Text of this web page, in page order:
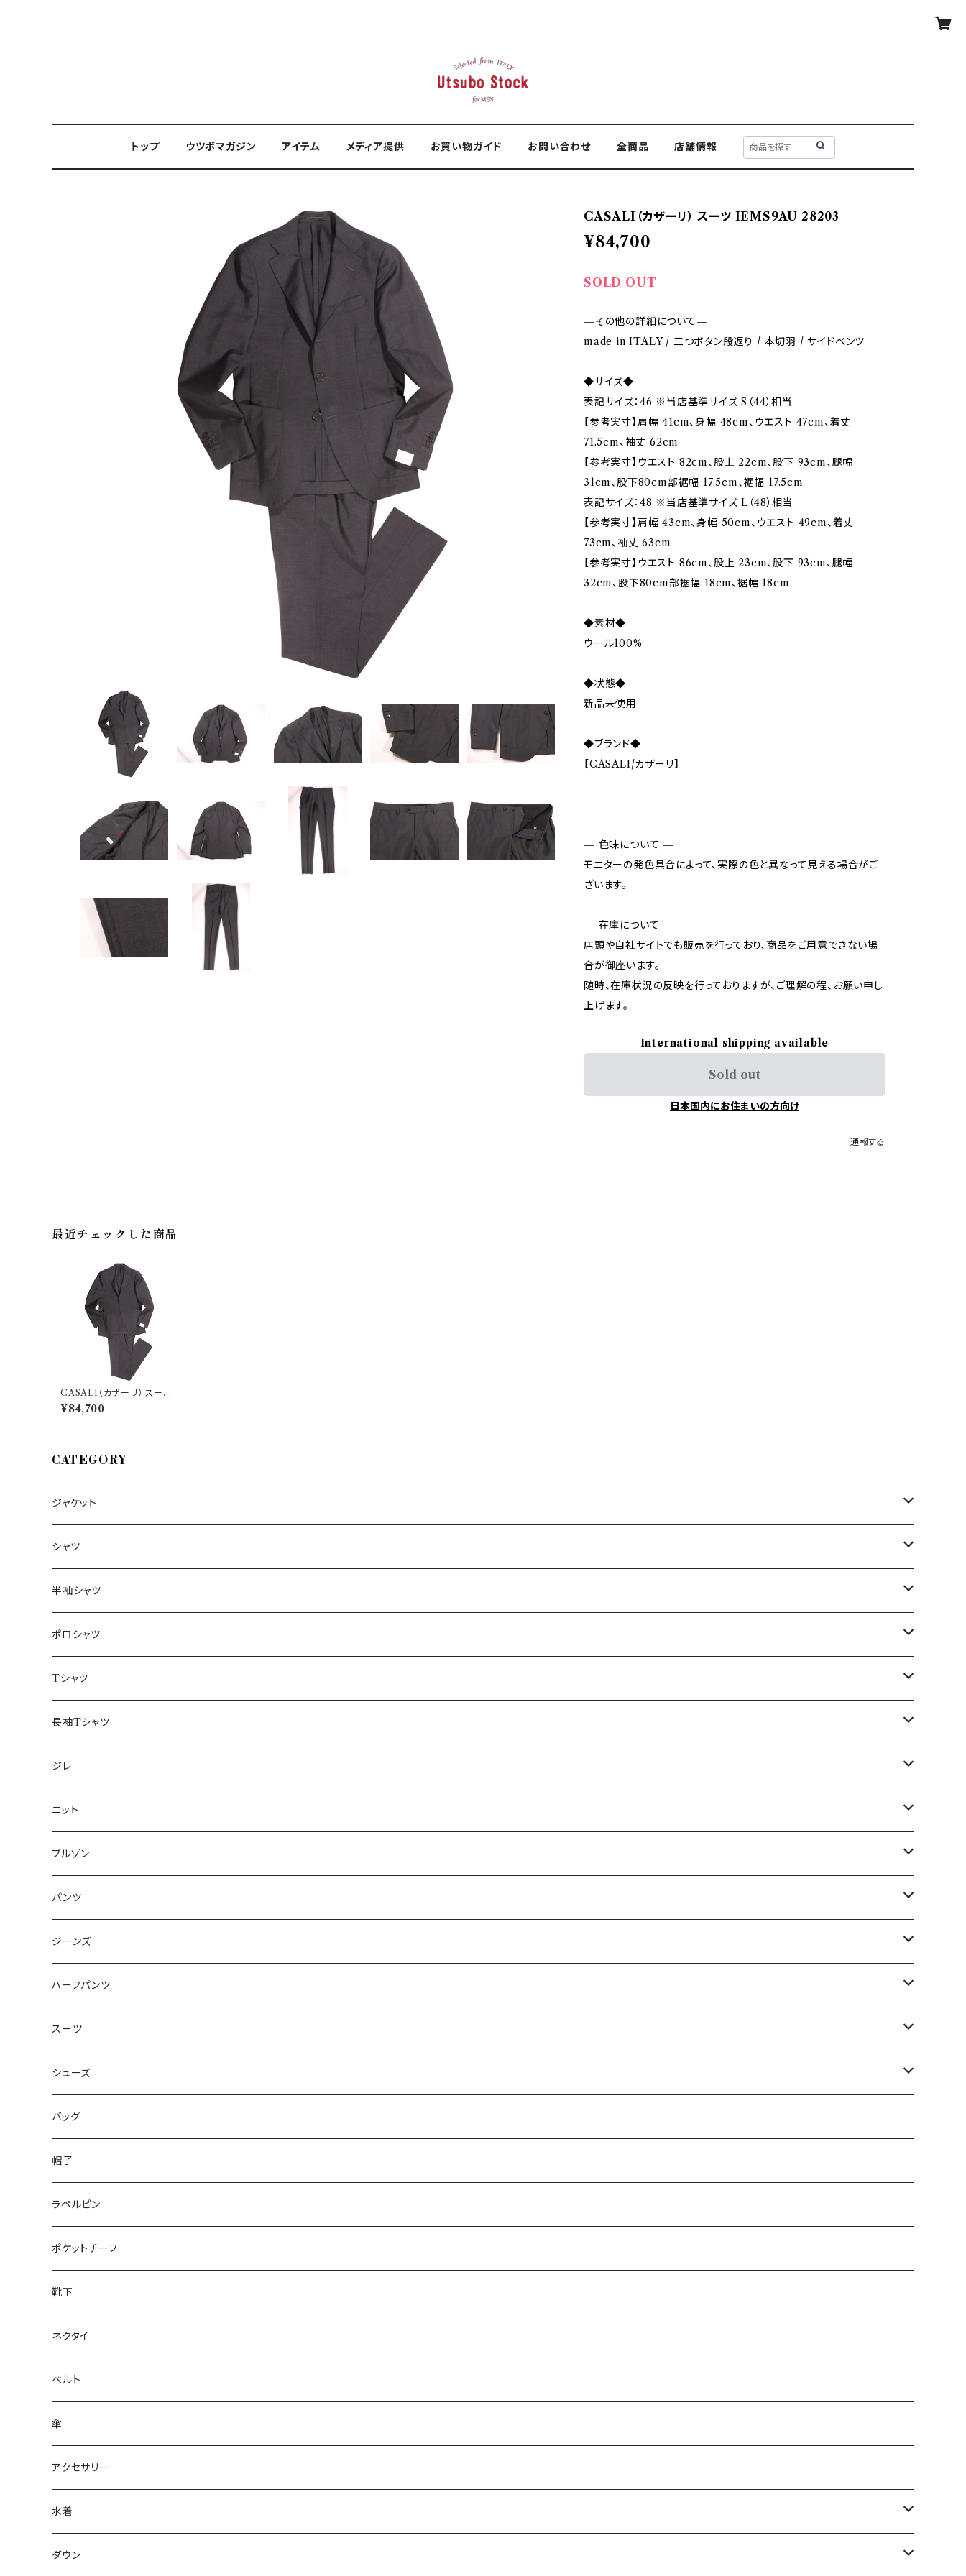
トップ ウツボマガジン アイテム メディア提供 お買い物ガイド お問い合わせ 全商品 店舗情報
CASALI（カザーリ） スーツ IEMS9AU 28203
¥84,700
SOLD OUT
—その他の詳細について—
made in ITALY / 三つボタン段返り / 本切羽 / サイドベンツ
◆サイズ◆
表記サイズ：46 ※当店基準サイズ S（44）相当
【参考実寸】肩幅 41cm、身幅 48cm、ウエスト 47cm、着丈
71.5cm、袖丈 62cm
【参考実寸】ウエスト 82cm、股上 22cm、股下 93cm、腿幅
31cm、股下80cm部裾幅 17.5cm、裾幅 17.5cm
表記サイズ：48 ※当店基準サイズ L（48）相当
【参考実寸】肩幅 43cm、身幅 50cm、ウエスト 49cm、着丈
73cm、袖丈 63cm
【参考実寸】ウエスト 86cm、股上 23cm、股下 93cm、腿幅
32cm、股下80cm部裾幅 18cm、裾幅 18cm
◆素材◆
ウール100%
◆状態◆
新品未使用
◆ブランド◆
【CASALI/カザーリ】
— 色味について —
モニターの発色具合によって、実際の色と異なって見える場合がご
ざいます。
— 在庫について —
店頭や自社サイトでも販売を行っており、商品をご用意できない場
合が御座います。
随時、在庫状況の反映を行っておりますが、ご理解の程、お願い申し
上げます。
International shipping available
Sold out
日本国内にお住まいの方向け
通報する
最近チェックした商品
CASALI（カザーリ） スーツ I
EMS9AU 28203
¥84,700
CATEGORY
ジャケット
～44/S
46/M
48/L
50/XL～
シャツ
～44/S
46/M
48/L
50/XL～
半袖シャツ
～44/S
46/M
48/L
50/XL～
ポロシャツ
～44/S
46/M
48/L
50/XL～
Tシャツ
～44/S
46/M
48/L
50/XL～
長袖Tシャツ
～44/S
46/M
48/L
50/XL～
ジレ
～44/S
46/M
48/L
50/XL～
ニット
～44/S
46/M
48/L
50/XL～
ブルゾン
～44/S
46/M
48/L
50/XL～
パンツ
～44/S
46/M
48/L
50/XL～
ジーンズ
～44/S
46/M
48/L
50/XL～
ハーフパンツ
～44/S
46/M
48/L
50/XL～
スーツ
～44/S
46/M
48/L
50/XL～
シューズ
～25.5cm
26cm～
27cm～
28cm～
バッグ
帽子
ラペルピン
ポケットチーフ
靴下
ネクタイ
ベルト
傘
アクセサリー
水着
～44/S
ダウン